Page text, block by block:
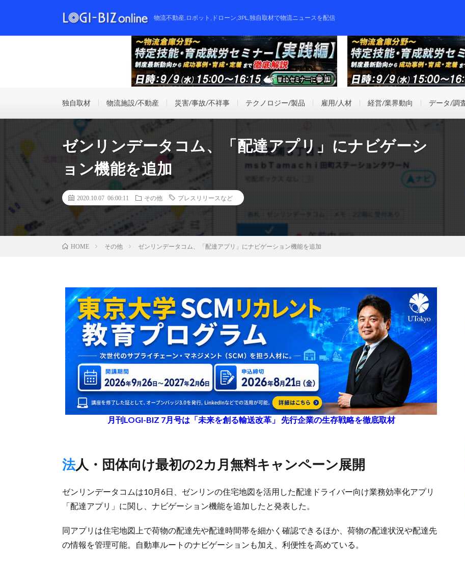
物流不動産,ロボット,ドローン,3PL,独自取材で物流ニュースを配信
独自取材 物流施設/不動産 災害/事故/不祥事 テクノロジー/製品 雇用/人材 経営/業界動向 データ/調
ゼンリンデータコム、「配達アプリ」にナビゲーシ
ョン機能を追加
2020.10.07 06:00:11 その他 プレスリリースなど
HOME その他 ゼンリンデータコム、「配達アプリ」にナビゲーション機能を追加
月刊LOGI-BIZ 7月号は「未来を創る輸送改革」 先行企業の生存戦略を徹底取材
法人・団体向け最初の2カ月無料キャンペーン展開
ゼンリンデータコムは10月6日、ゼンリンの住宅地図を活用した配達ドライバー向け業務効率化アプリ
「配達アプリ」に関し、ナビゲーション機能を追加したと発表した。
同アプリは住宅地図上で荷物の配達先や配達時間帯を細かく確認できるほか、荷物の配達状況や配達先
の情報を管理可能。自動車ルートのナビゲーションも加え、利便性を高めている。